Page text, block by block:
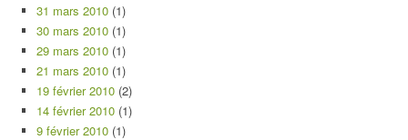
31 mars 2010 (1)
30 mars 2010 (1)
29 mars 2010 (1)
21 mars 2010 (1)
19 février 2010 (2)
14 février 2010 (1)
9 février 2010 (1)